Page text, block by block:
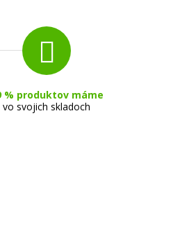
% produktov máme
vo svojich skladoch